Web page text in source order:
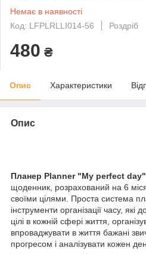
Немає в наявності
Код: LFPLRLLI014-56
Роздріб
480 ₴
Опис Характеристики
Опис
Планер Planner "My perfect day"
щоденник, розрахований на 6
своїми цілями. Проста система
інструменти організації часу,
цілі в кожній сфері життя,
впроваджувати в життя бажані
прогресом і аналізувати кожен